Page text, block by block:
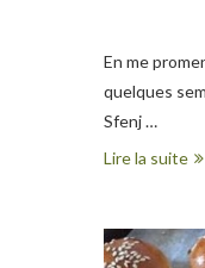
En me
quelques
Sfenj …
Lire la suite